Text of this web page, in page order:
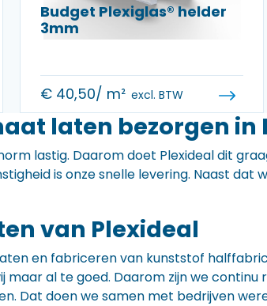
Budget Plexiglas® helder
3mm
€ 40,50/ m² excl. BTW
laten bezorgen in
lastig. Daarom doet Plexideal dit
is onze snelle levering. Naast
van Plexideal
en fabriceren van kunststof
maar al te goed. Daarom zijn we
Dat doen we samen met bedrijven